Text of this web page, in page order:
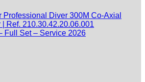
Professional Diver 300M Co-Axial
Ref. 210.30.42.20.06.001
Full Set – Service 2026